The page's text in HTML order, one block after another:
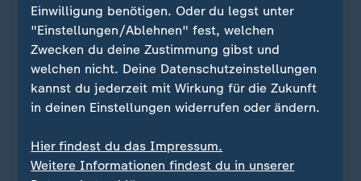
Sport
Einwilligung benötigen. Oder du legst unter
"Einstellungen/Ablehnen" fest, welchen
Zwecken du deine Zustimmung gibst und
welchen nicht. Deine Datenschutzeinstellungen
kannst du jederzeit mit Wirkung für die Zukunft
in deinen Einstellungen widerrufen oder ändern.
Hier findest du das Impressum.
Weitere Informationen findest du in unserer